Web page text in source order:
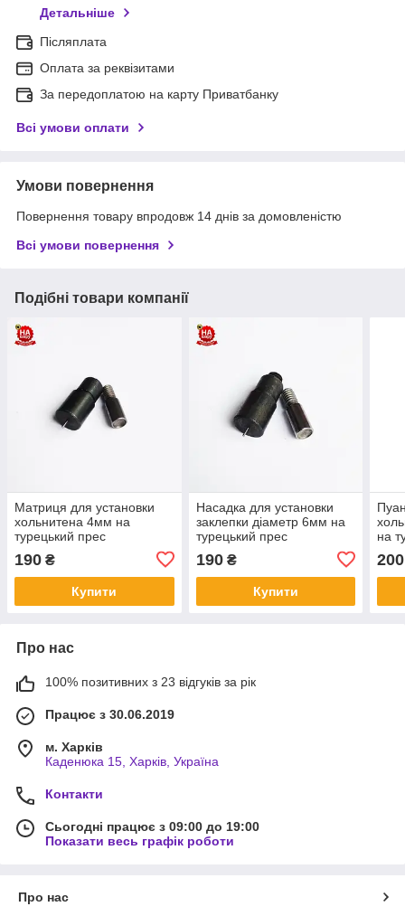
Детальніше
Післяплата
Оплата за реквізитами
За передоплатою на карту Приватбанку
Всі умови оплати
Умови повернення
Повернення товару впродовж 14 днів за домовленістю
Всі умови повернення
Подібні товари компанії
Матриця для установки
хольнитена 4мм на
турецький прес
190 ₴
Купити
Насадка для установки
заклепки діаметр 6мм на
турецький прес
190₴
Купити
на
200
Про нас
100% позитивних з 23 відгуків за рік
Працює з 30.06.2019
м. Харків
Каденюка 15, Харків, Україна
Контакти
Сьогодні працює з 09:00 до 19:00
Показати весь графік роботи
Про нас